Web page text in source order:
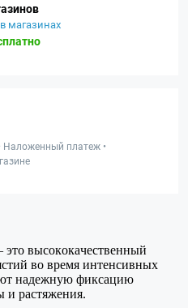
магазинах
Наложенный платеж •
это высококачественный
во время интенсивных
надежную фиксацию
и растяжения.